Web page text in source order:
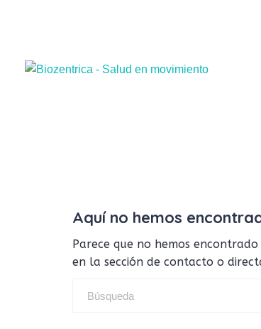
Aquí no hemos
Parece que no hemos
en la sección de contacto o